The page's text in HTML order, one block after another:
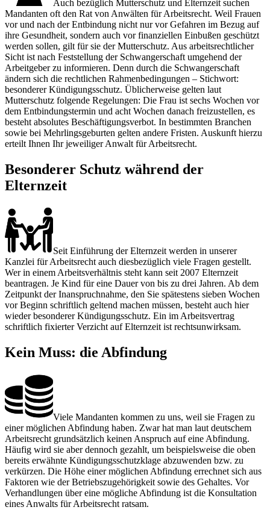
Auch bezüglich Mutterschutz und Elternzeit suchen
Mandanten oft den Rat von Anwälten für Arbeitsrecht. Weil Frauen
vor und nach der Entbindung nicht nur vor Gefahren im Bezug auf
ihre Gesundheit, sondern auch vor finanziellen Einbußen geschützt
werden sollen, gilt für sie der Mutterschutz. Aus arbeitsrechtlicher
Sicht ist nach Feststellung der Schwangerschaft umgehend der
Arbeitgeber zu informieren. Denn durch die Schwangerschaft
ändern sich die rechtlichen Rahmenbedingungen – Stichwort:
besonderer Kündigungsschutz. Üblicherweise gelten laut
Mutterschutz folgende Regelungen: Die Frau ist sechs Wochen vor
dem Entbindungstermin und acht Wochen danach freizustellen, es
besteht absolutes Beschäftigungsverbot. In bestimmten Branchen
sowie bei Mehrlingsgeburten gelten andere Fristen. Auskunft hierzu
erteilt Ihnen Ihr jeweiliger Anwalt für Arbeitsrecht.
Besonderer Schutz während der
Elternzeit
Seit Einführung der Elternzeit werden in unserer
Kanzlei für Arbeitsrecht auch diesbezüglich viele Fragen gestellt.
Wer in einem Arbeitsverhältnis steht kann seit 2007 Elternzeit
beantragen. Je Kind für eine Dauer von bis zu drei Jahren. Ab dem
Zeitpunkt der Inanspruchnahme, den Sie spätestens sieben Wochen
vor Beginn schriftlich geltend machen müssen, besteht auch hier
wieder besonderer Kündigungsschutz. Ein im Arbeitsvertrag
schriftlich fixierter Verzicht auf Elternzeit ist rechtsunwirksam.
Kein Muss: die Abfindung
Viele Mandanten kommen zu uns, weil sie Fragen zu
einer möglichen Abfindung haben. Zwar hat man laut deutschem
Arbeitsrecht grundsätzlich keinen Anspruch auf eine Abfindung.
Häufig wird sie aber dennoch gezahlt, um beispielsweise die oben
bereits erwähnte Kündigungsschutzklage abzuwenden bzw. zu
verkürzen. Die Höhe einer möglichen Abfindung errechnet sich aus
Faktoren wie der Betriebszugehörigkeit sowie des Gehaltes. Vor
Verhandlungen über eine mögliche Abfindung ist die Konsultation
eines Anwalts für Arbeitsrecht ratsam.